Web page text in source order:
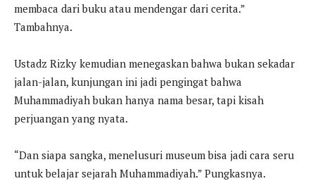
membaca dari buku atau mendengar dari cerita.”
Tambahnya.
Ustadz Rizky kemudian menegaskan bahwa bukan sekadar
jalan-jalan, kunjungan ini jadi pengingat bahwa
Muhammadiyah bukan hanya nama besar, tapi kisah
perjuangan yang nyata.
“Dan siapa sangka, menelusuri museum bisa jadi cara seru
untuk belajar sejarah Muhammadiyah.” Pungkasnya.